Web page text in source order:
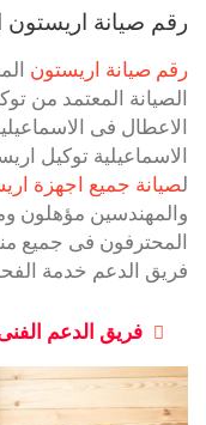
رقم صيانة اريستون
رقم صيانة اريستون
الصيانة المعتمد من
الاسماعيلية توكيل
لصيانة جميع اجهزة
والمهندسين مؤهلون
المحترفون فى جميع
فريق الدعم خدمة